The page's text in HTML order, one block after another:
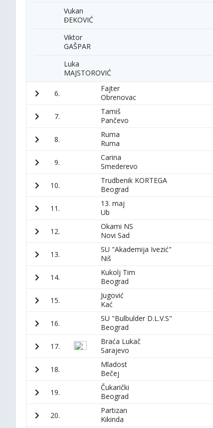
Vukan
ĐEKOVIĆ
Viktor
GAŠPAR
Luka
MAJSTOROVIĆ
6.
Fajter
Obrenovac
7.
Tamiš
Pančevo
8.
Ruma
Ruma
9.
Carina
Smederevo
10.
Trudbenik KORTEGA
Beograd
11.
13. maj
Ub
12.
Okami NS
Novi Sad
13.
SU "Akademija Ivezić"
Niš
14.
Kukolj Tim
Beograd
15.
Jugović
Kać
16.
SU "Bulbulder D.L.V.S"
Beograd
17.
Braća Lukač
Sarajevo
18.
Mladost
Bečej
19.
Čukarički
Beograd
20.
Partizan
Kikinda